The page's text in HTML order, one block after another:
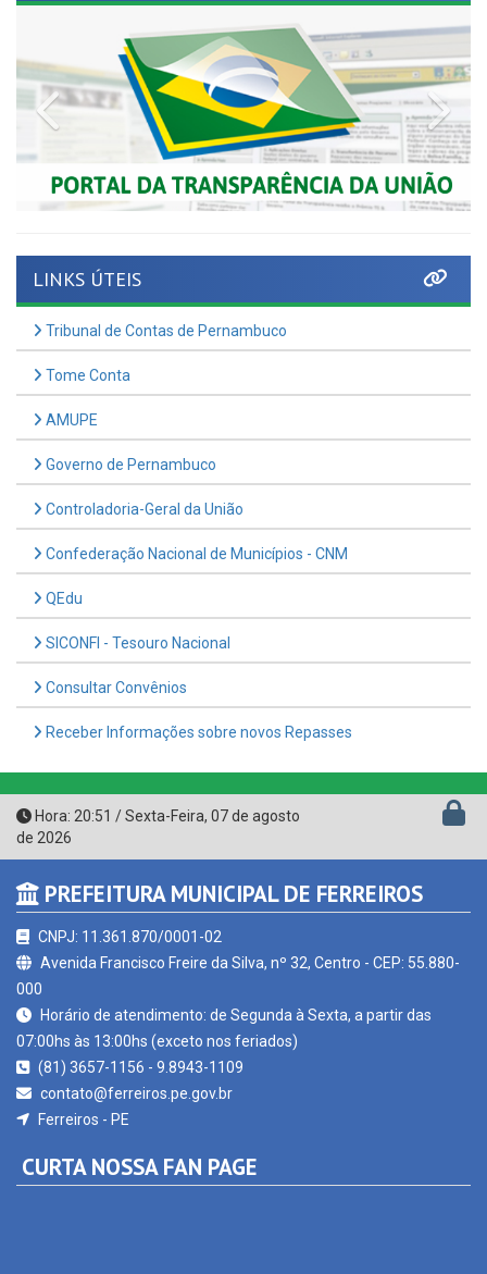
Previous
Tribunal de Contas de Pernambuco
Tome Conta
AMUPE
Governo de Pernambuco
Controladoria-Geral da União
Confederação Nacional de Municípios - CNM
QEdu
SICONFI - Tesouro Nacional
Consultar Convênios
Receber Informações sobre novos Repasses
Hora:20:51/Sexta-Feira,07 de agosto
de 2026
PREFEITURA MUNICIPAL DE FERREIROS
CNPJ: 11.361.870/0001-02
000
Horário de atendimento: de Segunda à Sexta, a partir das
contato@ferreiros.pe.gov.br
Ferreiros - PE
CURTA NOSSA FAN PAGE